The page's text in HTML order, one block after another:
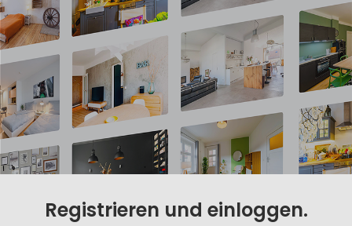
Registrieren und einloggen.